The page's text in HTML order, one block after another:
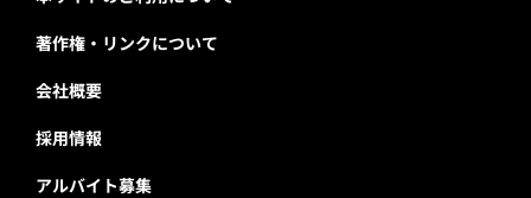
著作権・リンクについて
会社概要
採用情報
アルバイト募集